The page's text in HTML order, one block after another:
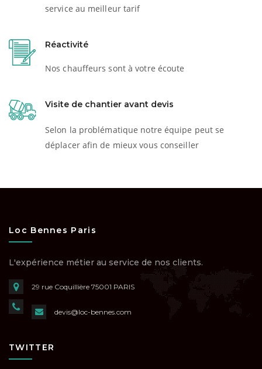
service au meilleur tarif
Réactivité
Nos chauffeurs sont à votre écoute
Visite de chantier avant devis
Selon la problématique notre équipe peut se
déplacer afin de mieux vous conseiller
Loc Bennes Paris
L'expérience métier au service de nos clients.
29 rue Coquillière 75001 PARIS
devis@loc-bennes.com
TWITTER